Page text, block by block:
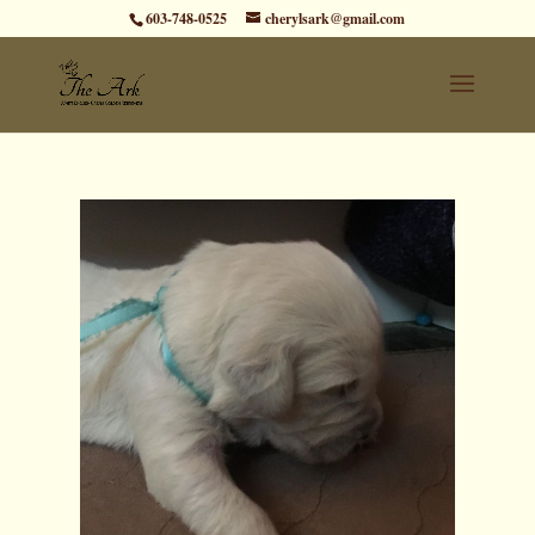
603-748-0525 cherylsark@gmail.com